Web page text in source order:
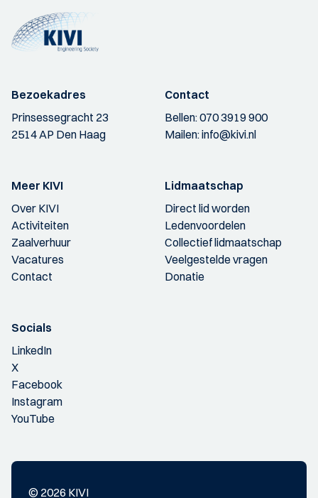
Bezoekadres
Prinsessegracht 23
2514 AP Den Haag
Contact
Bellen:070 3919 900
Mailen:info@kivi.nl
Meer KIVI
Over KIVI
Activiteiten
Zaalverhuur
Vacatures
Contact
Lidmaatschap
Direct lid worden
Ledenvoordelen
Collectief lidmaatschap
Veelgestelde vragen
Donatie
Socials
LinkedIn
X
Facebook
Instagram
YouTube
© 2026 KIVI